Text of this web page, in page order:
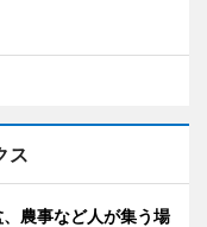
ス
農事など人が集う場